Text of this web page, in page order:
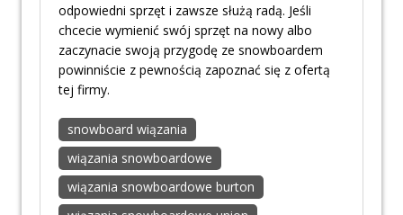
odpowiedni sprzęt i zawsze służą radą. Jeśli
chcecie wymienić swój sprzęt na nowy albo
zaczynacie swoją przygodę ze snowboardem
powinniście z pewnością zapoznać się z ofertą
tej firmy.
snowboard wiązania
wiązania snowboardowe
wiązania snowboardowe burton